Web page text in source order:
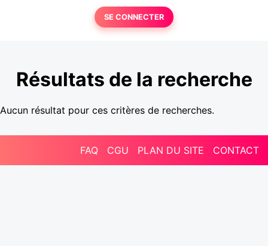
SE CONNECTER
Résultats de la recherche
Aucun résultat pour ces critères de recherches.
FAQ CGU PLAN DU SITE CONTACT